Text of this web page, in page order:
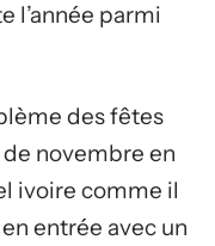
l’année parmi
des fêtes
novembre en
ivoire comme il
entrée avec un